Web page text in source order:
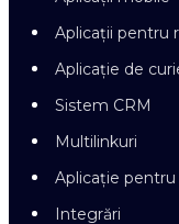
Aplicații pentru
Aplicație de
Sistem CRM
Multilinkuri
Aplicație pentru
Integrări